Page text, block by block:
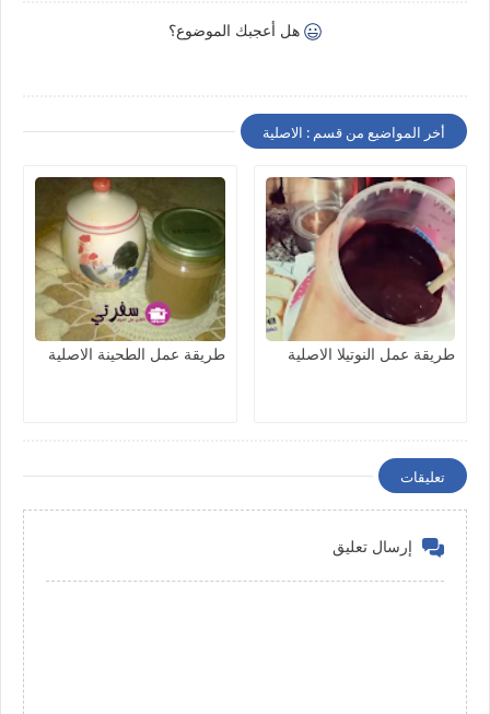
هل أعجبك الموضوع؟
أخر المواضيع من قسم : الاصلية
طريقة عمل النوتيلا الاصلية طريقة عمل الطحينة الاصلية
تعليقات
إرسال تعليق